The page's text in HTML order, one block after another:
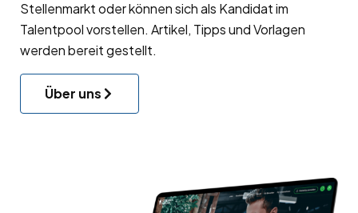
Stellenmarkt oder können sich als Kandidat im
Talentpoolvorstellen. Artikel, Tipps und Vorlagen
werden bereit gestellt.
Über uns